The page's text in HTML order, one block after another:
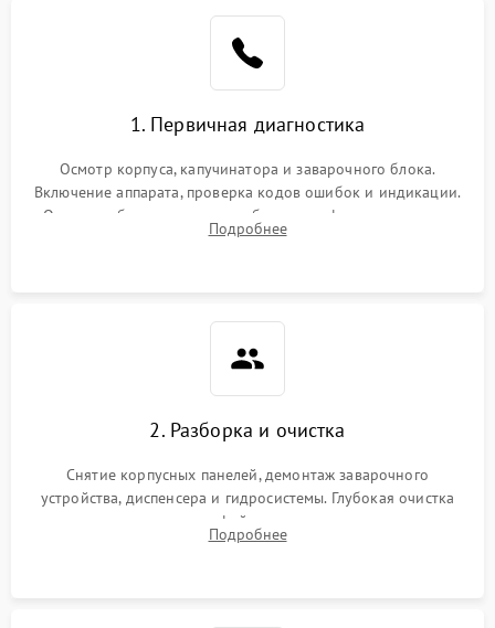
1. Первичная диагностика
Осмотр корпуса, капучинатора и заварочного блока.
Включение аппарата, проверка кодов ошибок и индикации.
Оценка работы помпы, термоблока и кофемолки на слух.
Измерение температуры и давления воды для выявления
Подробнее
2. Разборка и очистка
Снятие корпусных панелей, демонтаж заварочного
устройства, диспенсера и гидросистемы. Глубокая очистка
внутренних узлов от кофейных масел, жмыха и накипи.
Промывка дренажных каналов и фильтров с использованием
Подробнее